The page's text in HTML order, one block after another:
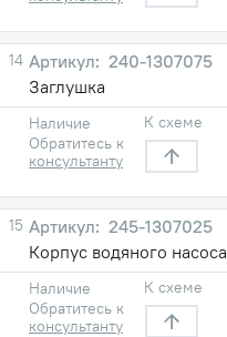
14
240-1307075
Заглушка
Наличие
Обратитесь к
консультанту
К схеме
15
245-1307025
Корпус водяного насоса
Наличие
Обратитесь к
консультанту
К схеме